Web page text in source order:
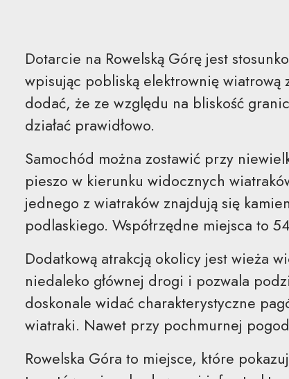
Dotarcie na Rowelską Górę jest
wpisując pobliską elektrownię
dodać, że ze względu na bliskość
działać prawidłowo.
Samochód można zostawić przy
pieszo w kierunku widocznych
jednego z wiatraków znajdują się
podlaskiego. Współrzędne miejsca to
Dodatkową atrakcją okolicy jest wieża
niedaleko głównej drogi i pozwala
doskonale widać charakterystyczne
wiatraki. Nawet przy pochmurnej
Rowelska Góra to miejsce, które